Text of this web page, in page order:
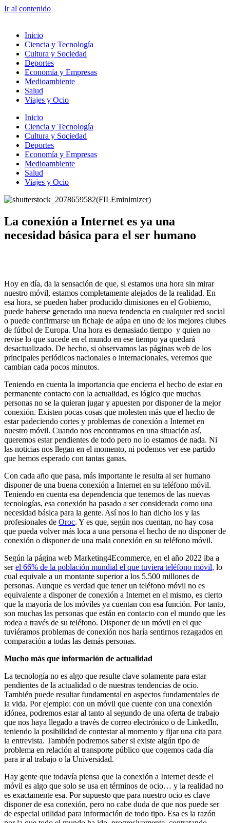
Ir al contenido
Inicio
Ciencia y Tecnología
Cultura y Sociedad
Deportes
Economía y Empresas
Medioambiente
Salud
Viajes y Ocio
Inicio
Ciencia y Tecnología
Cultura y Sociedad
Deportes
Economía y Empresas
Medioambiente
Salud
Viajes y Ocio
La conexión a Internet es ya una
necesidad básica para el ser humano
Hoy en día, da la sensación de que, si estamos una hora sin mirar
nuestro móvil, estamos completamente alejados de la realidad. En
esa hora, se pueden haber producido dimisiones en el Gobierno,
puede haberse generado una nueva tendencia en cualquier red social
o puede confirmarse un fichaje de aúpa en uno de los mejores clubes
de fútbol de Europa. Una hora es demasiado tiempo y quien no
revise lo que sucede en el mundo en ese tiempo ya quedará
desactualizado. De hecho, si observamos las páginas web de los
principales periódicos nacionales o internacionales, veremos que
cambian cada pocos minutos.
Teniendo en cuenta la importancia que encierra el hecho de estar en
permanente contacto con la actualidad, es lógico que muchas
personas no se la quieran jugar y apuesten por disponer de la mejor
conexión. Existen pocas cosas que molesten más que el hecho de
estar padeciendo cortes y problemas de conexión a Internet en
nuestro móvil. Cuando nos encontramos en una situación así,
queremos estar pendientes de todo pero no lo estamos de nada. Ni
las noticias nos llegan en el momento, ni podemos ver ese partido
que hemos esperado con tantas ganas.
Con cada año que pasa, más importante le resulta al ser humano
disponer de una buena conexión a Internet en su teléfono móvil.
Teniendo en cuenta esa dependencia que tenemos de las nuevas
tecnologías, esa conexión ha pasado a ser considerada como una
necesidad básica para la gente. Así nos lo han dicho los y las
profesionales de Oroc. Y es que, según nos cuentan, no hay cosa
que pueda volver más loca a una persona el hecho de no disponer de
conexión o disponer de una mala conexión en su teléfono móvil.
Según la página web Marketing4Ecommerce, en el año 2022 iba a
serel 66% de la población mundial el que tuviera teléfono móvil, lo
cual equivale a un montante superior a los 5.500 millones de
personas. Aunque es verdad que tener un teléfono móvil no es
equivalente a disponer de conexión a Internet en el mismo, es cierto
que la mayoría de los móviles ya cuentan con esa función. Por tanto,
son muchas las personas que están en contacto con el mundo que les
rodea a través de su teléfono. Disponer de un móvil en el que
tuviéramos problemas de conexión nos haría sentirnos rezagados en
comparación a todas las demás personas.
Mucho más que información de actualidad
La tecnología no es algo que resulte clave solamente para estar
pendientes de la actualidad o de nuestras tendencias de ocio.
También puede resultar fundamental en aspectos fundamentales de
la vida. Por ejemplo: con un móvil que cuente con una conexión
idónea, podremos estar al tanto al segundo de una oferta de trabajo
que nos haya llegado a través de correo electrónico o de LinkedIn,
teniendo la posibilidad de contestar al momento y fijar una cita para
la entrevista. También podremos saber si existe algún tipo de
problema en relación al transporte público que cogemos cada día
para ir al trabajo o la Universidad.
Hay gente que todavía piensa que la conexión a Internet desde el
móvil es algo que solo se usa en términos de ocio… y la realidad no
es exactamente esa. Por supuesto que para nuestro ocio es clave
disponer de esa conexión, pero no cabe duda de que nos puede ser
de especial utilidad para información de todo tipo. Esa es la razón